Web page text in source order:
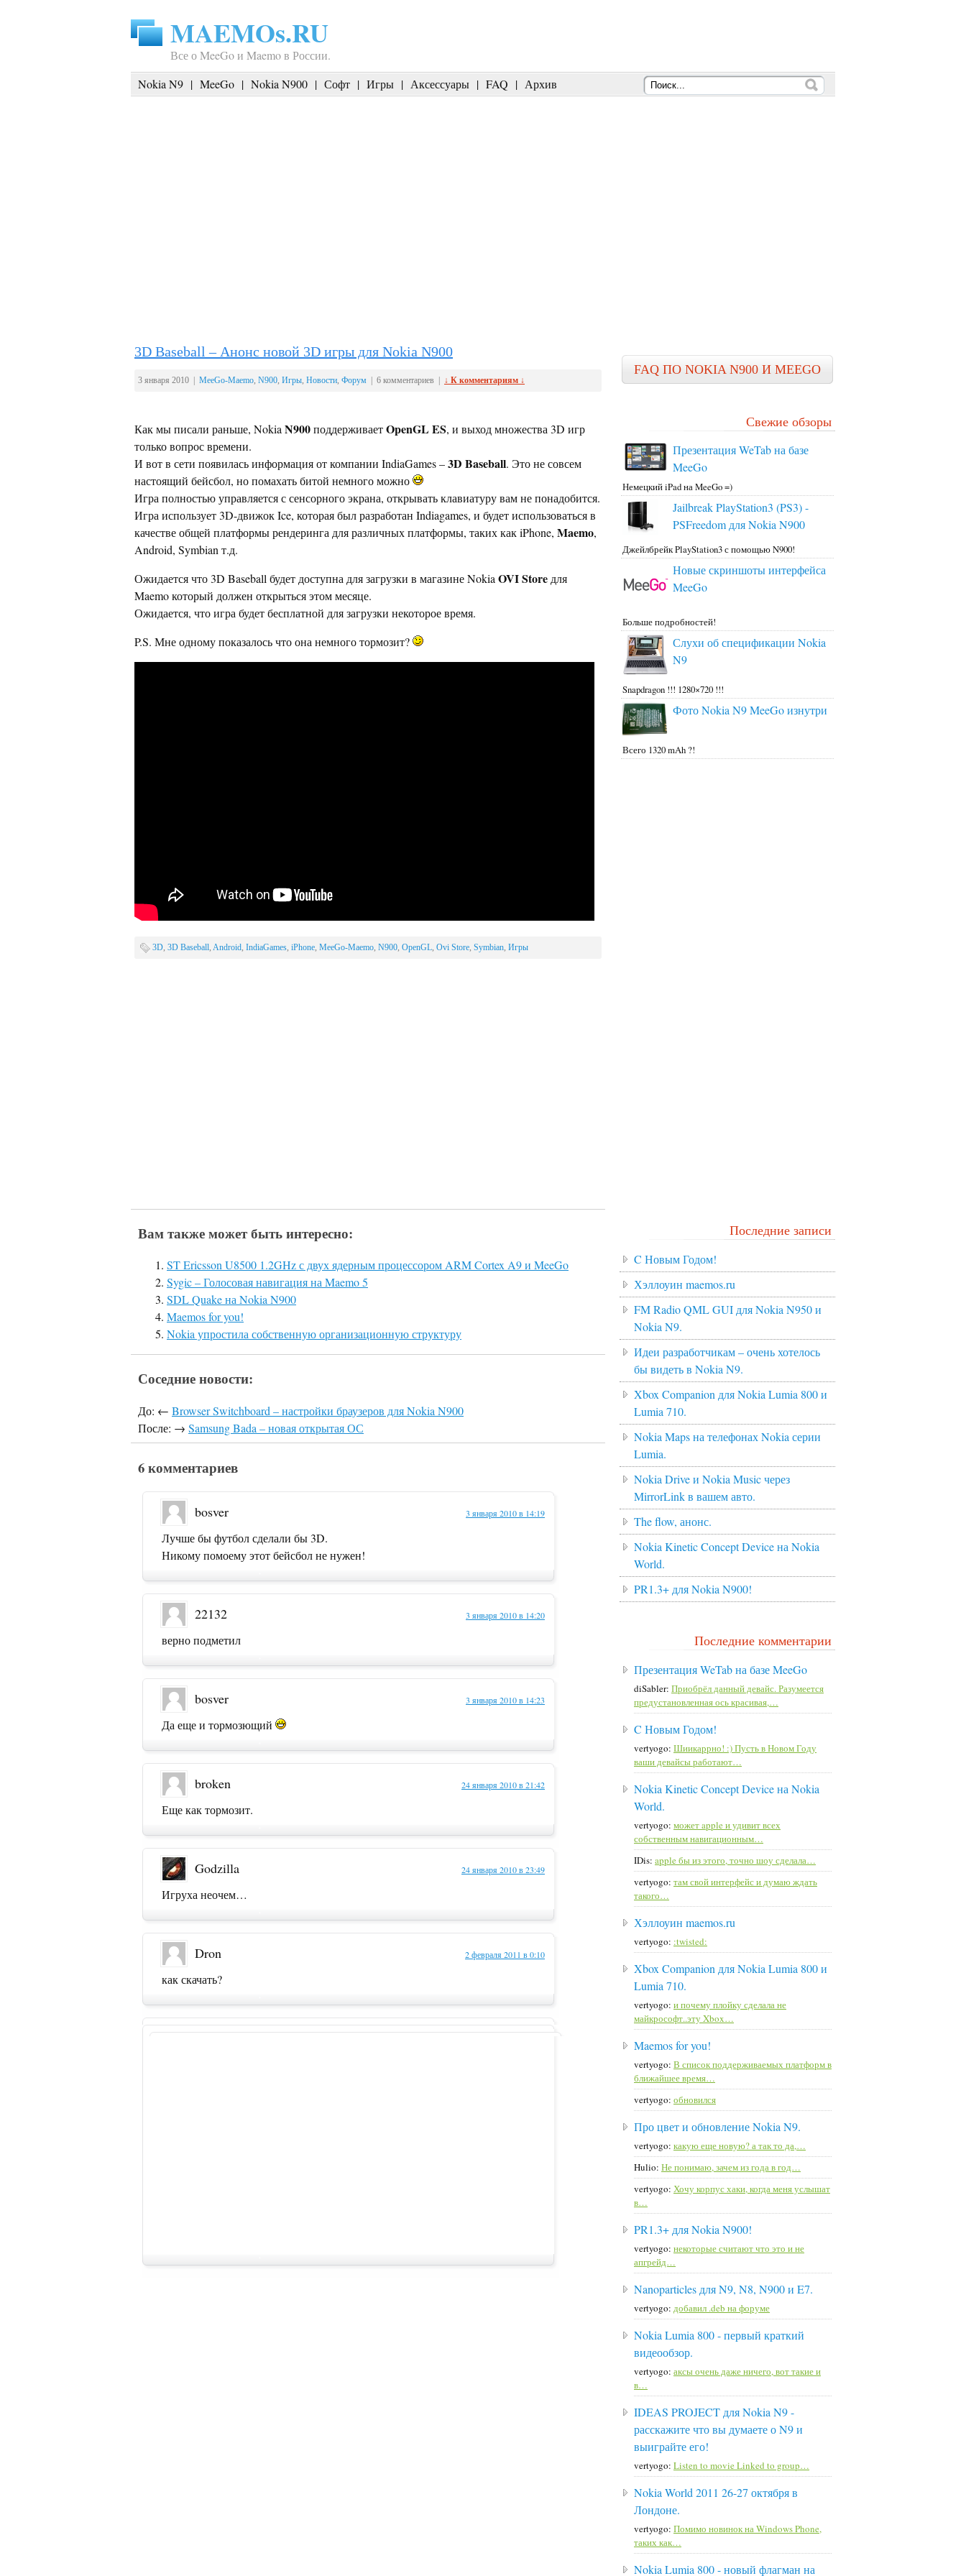
MAEMOs.RU
Все о MeeGo и Maemo в России.
Nokia N9 | MeeGo | Nokia N900 | Софт | Игры | Аксессуары | FAQ | Архив
3D Baseball – Анонс новой 3D игры для Nokia N900
3 января 2010 | MeeGo-Maemo, N900, Игры, Новости, Форум | 6 комментариев | ↓ К комментариям ↓
Как мы писали раньше, Nokia N900поддерживаетOpenGL ES, и выход множества 3D игр
только вопрос времени.
И вот в сети появилась информация от компании IndiaGames –3D Baseball. Это не совсем
настоящий бейсбол, но помахать битой немного можно
Игра полностью управляется с сенсорного экрана, открывать клавиатуру вам не понадобится.
Игра использует 3D-движок Ice, которая был разработан Indiagames, и будет использоваться в
качестве общей платформы рендеринга для различных платформы, таких как iPhone, Maemo,
Android, Symbian т.д.
Ожидается что 3D Baseball будет доступна для загрузки в магазине Nokia OVI Store для
Maemo который должен открыться этом месяце.
Ожидается, что игра будет бесплатной для загрузки некоторое время.
P.S. Мне одному показалось что она немного тормозит?
3D, 3D Baseball, Android, IndiaGames, iPhone, MeeGo-Maemo, N900, OpenGL, Ovi Store, Symbian, Игры
Вам также может быть интересно:
ST Ericsson U8500 1.2GHz с двух ядерным процессором ARM Cortex A9 и MeeGo
Sygic – Голосовая навигация на Maemo 5
SDL Quake на Nokia N900
Maemos for you!
Nokia упростила собственную организационную структуру
Соседние новости:
До: ← Browser Switchboard – настройки браузеров для Nokia N900
После: → Samsung Bada – новая открытая ОС
6 комментариев
bosver 3 января 2010 в 14:19
Лучше бы футбол сделали бы 3D.
Никому помоему этот бейсбол не нужен!
22132 3 января 2010 в 14:20
верно подметил
bosver 3 января 2010 в 14:23
Да еще и тормозющий
broken 24 января 2010 в 21:42
Еще как тормозит.
Godzilla 24 января 2010 в 23:49
Игруха неочем…
Dron 2 февраля 2011 в 0:10
как скачать?
FAQ ПО NOKIA N900 И MEEGO
Свежие обзоры
Презентация WeTab на базе
MeeGo
Немецкий iPad на MeeGo =)
Jailbreak PlayStation3 (PS3) -
PSFreedom для Nokia N900
Джейлбрейк PlayStation3 с помощью N900!
Новые скриншоты интерфейса
MeeGo
Больше подробностей!
Слухи об спецификации Nokia
N9
Snapdragon !!! 1280×720 !!!
Фото Nokia N9 MeeGo изнутри
Всего 1320 mAh ?!
Последние записи
C Новым Годом!
Хэллоуин maemos.ru
FM Radio QML GUI для Nokia N950 и
Nokia N9.
Идеи разработчикам – очень хотелось
бы видеть в Nokia N9.
Xbox Companion для Nokia Lumia 800 и
Lumia 710.
Nokia Maps на телефонах Nokia серии
Lumia.
Nokia Drive и Nokia Music через
MirrorLink в вашем авто.
The flow, анонс.
Nokia Kinetic Concept Device на Nokia
World.
PR1.3+ для Nokia N900!
Последние комментарии
Презентация WeTab на базе MeeGo
diSabler: Приобрёл данный девайс. Разумеется
предустановленная ось красивая,…
C Новым Годом!
vertyogo: Шиикаррно! :) Пусть в Новом Году
ваши девайсы работают…
Nokia Kinetic Concept Device на Nokia
World.
vertyogo: может apple и удивит всех
собственным навигационным…
IDis: apple бы из этого, точно шоу сделала…
vertyogo: там свой интерфейс и думаю ждать
такого…
Хэллоуин maemos.ru
vertyogo: :twisted:
Xbox Companion для Nokia Lumia 800 и
Lumia 710.
vertyogo: и почему плойку сделала не
майкрософт..эту Xbox…
Maemos for you!
vertyogo: В список поддерживаемых платформ в
ближайшее время…
vertyogo: обновился
Про цвет и обновление Nokia N9.
vertyogo: какую еще новую? а так то да,…
Hulio: Не понимаю, зачем из года в год…
vertyogo: Хочу корпус хаки, когда меня услышат
в…
PR1.3+ для Nokia N900!
vertyogo: некоторые считают что это и не
апгрейд…
Nanoparticles для N9, N8, N900 и E7.
vertyogo: добавил .deb на форуме
Nokia Lumia 800 - первый краткий
видеообзор.
vertyogo: аксы очень даже ничего, вот такие и
в…
IDEAS PROJECT для Nokia N9 -
расскажите что вы думаете о N9 и
выиграйте его!
vertyogo: Listen to movie Linked to group…
Nokia World 2011 26-27 октября в
Лондоне.
vertyogo: Помимо новинок на Windows Phone,
таких как…
Nokia Lumia 800 - новый флагман на